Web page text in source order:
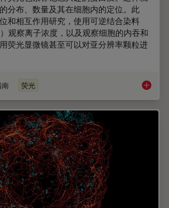
分布、数量及其在细胞内的定位。此
和相互作用研究，使用可逆结合染料
观察离子浓度，以及观察细胞的内吞和
荧光显微镜甚至可以对亚分辨率颗粒进
南 荧光 显微镜